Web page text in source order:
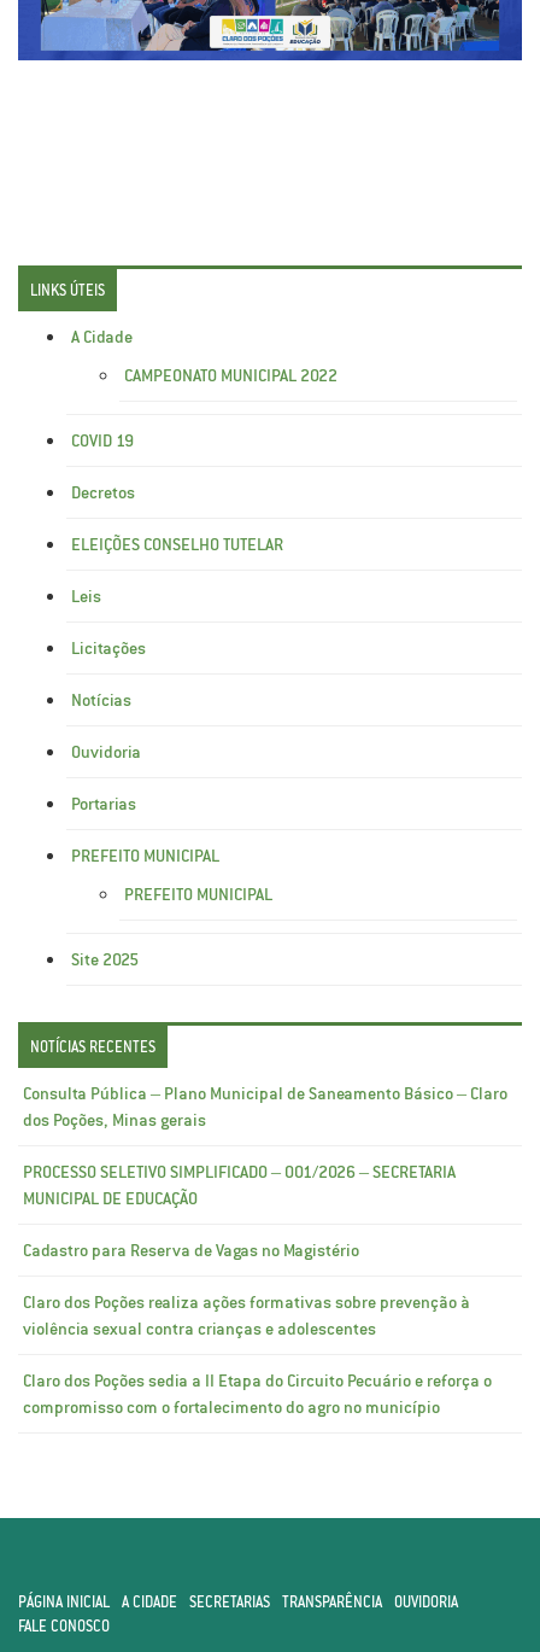
LINKS ÚTEIS
A Cidade
CAMPEONATO MUNICIPAL 2022
COVID 19
Decretos
ELEIÇÕES CONSELHO TUTELAR
Leis
Licitações
Notícias
Ouvidoria
Portarias
PREFEITO MUNICIPAL
PREFEITO MUNICIPAL
Site 2025
NOTÍCIAS RECENTES
Consulta Pública – Plano Municipal de Saneamento Básico – Claro
dos Poções, Minas gerais
PROCESSO SELETIVO SIMPLIFICADO – 001/2026 – SECRETARIA
MUNICIPAL DE EDUCAÇÃO
Cadastro para Reserva de Vagas no Magistério
Claro dos Poções realiza ações formativas sobre prevenção à
violência sexual contra crianças e adolescentes
Claro dos Poções sedia a II Etapa do Circuito Pecuário e reforça o
compromisso com o fortalecimento do agro no município
PÁGINA INICIAL A CIDADE SECRETARIAS TRANSPARÊNCIA
OUVIDORIA
FALE CONOSCO